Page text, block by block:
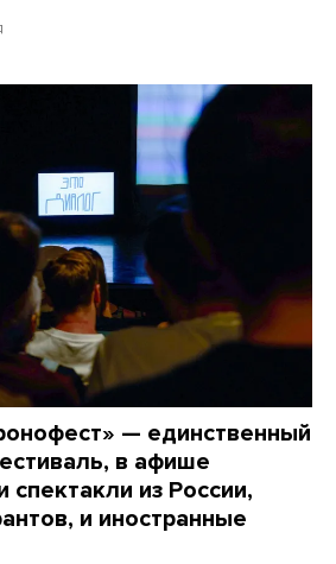
— единственный
в афише
спектакли из России,
и иностранные